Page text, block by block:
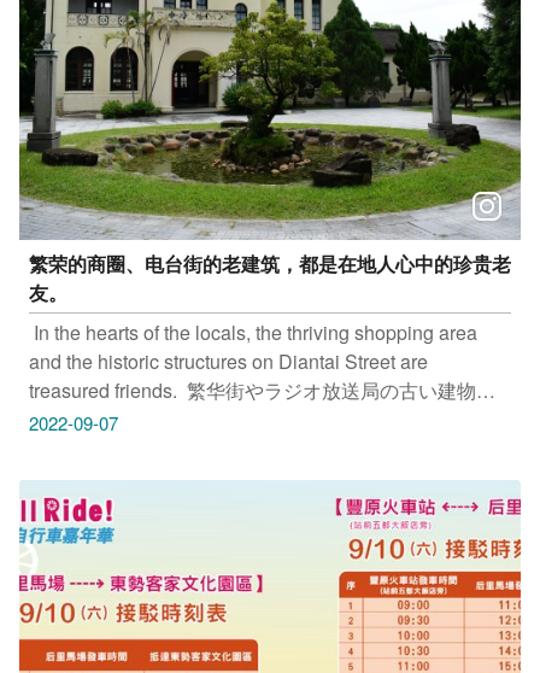
陪同参加​ 自行车及安全帽等相关装备由大会提供，也可
自行准备！​ ​ 更多2022自行车嘉年华活动详情​ 快上台中观
光旅游网查询：「https://travel.taichung.gov.tw/zh-
tw/event/activitydetail/7518」​ ​ #LetsAllRide #山城漫骑​ #
安心旅游首选台中
繁荣的商圈、电台街的老建筑，都是在地人心中的珍贵老
友。​
​ In the hearts of the locals, the thriving shopping area
and the historic structures on Diantai Street are
treasured friends.​ ​ 繁华街やラジオ放送局の古い建物
は、どれもが地元の人たちにとって大切な心の友なので
间，请遵守防疫规范。​ 安心旅游首选台中 勤洗手 戴口罩​ ​
只要Tag@taichungtravels​ 就有机会让你的美照在大玩台
中FB、IG、微博及台中观光旅游网上曝光喔！​ ​
#taichungdiary #travel #igphoto #iseetaiwan #scenery
#Landscape #taichungtravels #discovertaichung #t観光
#写真 #旅行 #여행 #풍경 #风景 #旅行 #台中 #大玩台中
#台中景点 #一中商圈 #北区景点 #台中放送局
2022-09-07